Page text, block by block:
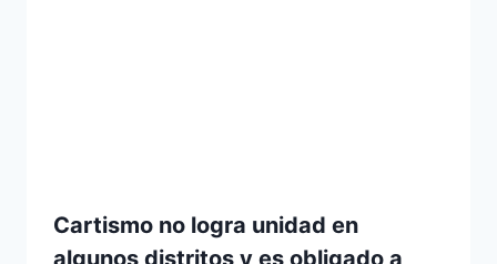
Cartismo no logra unidad en
algunos distritos y es obligado a